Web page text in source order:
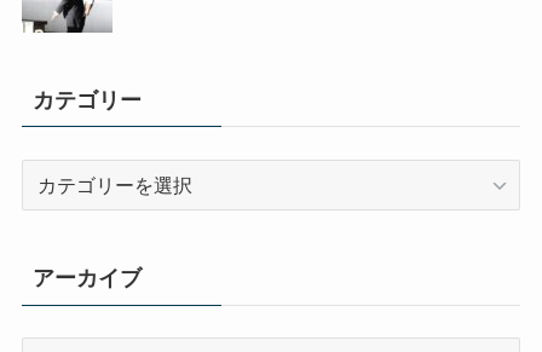
カテゴリー
ー
アーカイブ